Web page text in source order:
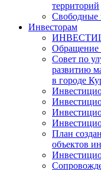
территорий
Свободные
Инвесторам
Обращение
Совет по
развитию
в городе
План
объектов